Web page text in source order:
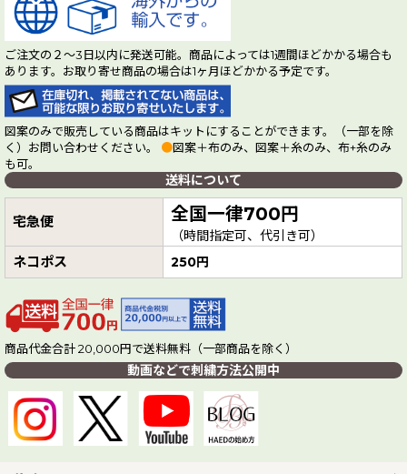
ご注文の２～3日以内に発送可能。商品によっては1週間ほどかかる場合も
あります。お取り寄せ商品の場合は1ヶ月ほどかかる予定です。
図案のみで販売している商品はキットにすることができます。（一部を除
く）お問い合わせください。 ●図案＋布のみ、図案＋糸のみ、布+糸のみ
も可。
送料について
宅急便 全国一律700円
（時間指定可、代引き可）
ネコポス 250円
商品代金合計 20,000円で送料無料（一部商品を除く）
動画などで刺繍方法公開中